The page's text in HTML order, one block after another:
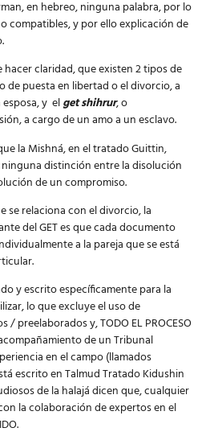
en hebreo, ninguna palabra, por lo
compatibles, y por ello explicación de
claridad, que existen 2 tipos de
de puesta en libertad o el divorcio, a
y elget shihrur, o
a cargo de un amo a un esclavo.
la Mishná, en el tratado Guittin,
ninguna distinción entre la disolución
de un compromiso.
se relaciona con el divorcio, la
del GET es que cada documento
a la pareja que se está
y escrito específicamente para la
lo que excluye el uso de
preelaborados y, TODO EL PROCESO
de un Tribunal
en el campo (llamados
escrito en Talmud Tratado Kidushin
de la halajá dicen que, cualquier
la colaboración de expertos en el